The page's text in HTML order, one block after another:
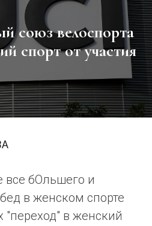
спорт от участия
все бОльшего и
в женском спорте
в женский